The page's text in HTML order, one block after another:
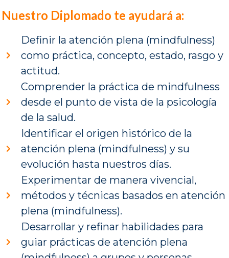
Nuestro Diplomado te ayudará a:
Definir la atención plena (mindfulness)
como práctica, concepto, estado, rasgo y
actitud.
Comprender la práctica de mindfulness
desde el punto de vista de la psicología
de la salud.
Identificar el origen histórico de la
atención plena (mindfulness) y su
evolución hasta nuestros días.
Experimentar de manera vivencial,
métodos y técnicas basados en atención
plena (mindfulness).
Desarrollar y refinar habilidades para
guiar prácticas de atención plena